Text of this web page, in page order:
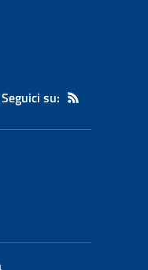
Seguici su: